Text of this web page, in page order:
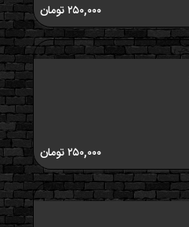
۲۵۰,۰۰۰تومان
۲۵۰,۰۰۰تومان